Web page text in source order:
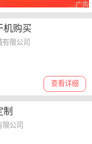
广告
机购买
限公司
查看详细
制
公司